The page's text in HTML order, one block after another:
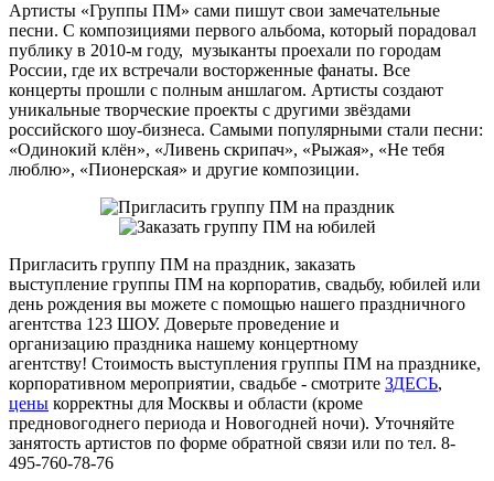
Артисты «Группы ПМ» сами пишут свои замечательные
песни. С композициями первого альбома, который порадовал
публику в 2010-м году, музыканты проехали по городам
России, где их встречали восторженные фанаты. Все
концерты прошли с полным аншлагом. Артисты создают
уникальные творческие проекты с другими звёздами
российского шоу-бизнеса. Самыми популярными стали песни:
«Одинокий клён», «Ливень скрипач», «Рыжая», «Не тебя
люблю», «Пионерская» и другие композиции.
Пригласить группу ПМ на праздник, заказать
выступление группы ПМ на корпоратив, свадьбу, юбилей или
день рождения вы можете с помощью нашего праздничного
агентства 123 ШОУ. Доверьте проведение и
организацию праздника нашему концертному
агентству! Стоимость выступления группы ПМ на празднике,
корпоративном мероприятии, свадьбе - смотрите ЗДЕСЬ,
цены корректны для Москвы и области (кроме
предновогоднего периода и Новогодней ночи). Уточняйте
занятость артистов по форме обратной связи или по тел. 8-
495-760-78-76